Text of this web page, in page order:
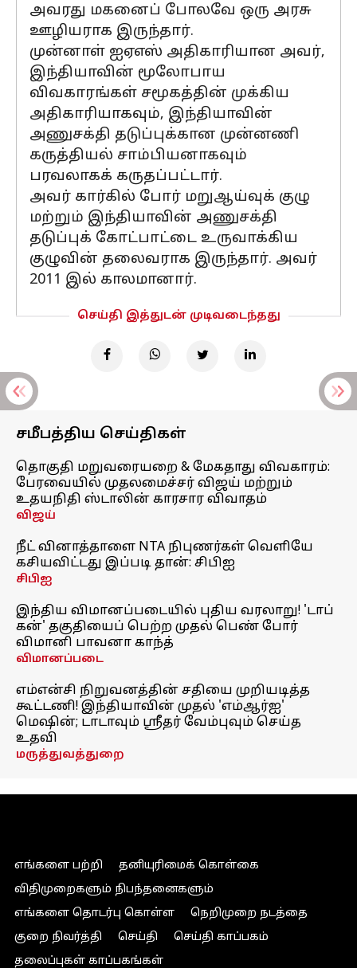
அவரது மகனைப் போலவே ஒரு அரசு
ஊழியராக இருந்தார்.
முன்னாள் ஐஏஎஸ் அதிகாரியான அவர்,
இந்தியாவின் மூலோபாய
விவகாரங்கள் சமூகத்தின் முக்கிய
அதிகாரியாகவும், இந்தியாவின்
அணுசக்தி தடுப்புக்கான முன்னணி
கருத்தியல் சாம்பியனாகவும்
பரவலாகக் கருதப்பட்டார்.
அவர் கார்கில் போர் மறுஆய்வுக் குழு
மற்றும் இந்தியாவின் அணுசக்தி
தடுப்புக் கோட்பாட்டை உருவாக்கிய
குழுவின் தலைவராக இருந்தார். அவர்
2011 இல் காலமானார்.
செய்தி இத்துடன் முடிவடைந்தது
சமீபத்திய செய்திகள்
தொகுதி மறுவரையறை & மேகதாது விவகாரம்:
பேரவையில் முதலமைச்சர் விஜய் மற்றும்
உதயநிதி ஸ்டாலின் காரசார விவாதம்
விஜய்
நீட் வினாத்தாளை NTA நிபுணர்கள் வெளியே
கசியவிட்டது இப்படி தான்: சிபிஐ
சிபிஐ
இந்திய விமானப்படையில் புதிய வரலாறு! 'டாப்
கன்' தகுதியைப் பெற்ற முதல் பெண் போர்
விமானி பாவனா காந்த்
விமானப்படை
எம்என்சி நிறுவனத்தின் சதியை முறியடித்த
கூட்டணி! இந்தியாவின் முதல் 'எம்ஆர்ஐ'
மெஷின்; டாடாவும் ஸ்ரீதர் வேம்புவும் செய்த
உதவி
மருத்துவத்துறை
எங்களை பற்றி
தனியுரிமைக் கொள்கை
விதிமுறைகளும் நிபந்தனைகளும்
எங்களை தொடர்பு கொள்ள
நெறிமுறை நடத்தை
குறை நிவர்த்தி
செய்தி
செய்தி காப்பகம்
தலைப்புகள் காப்பகங்கள்